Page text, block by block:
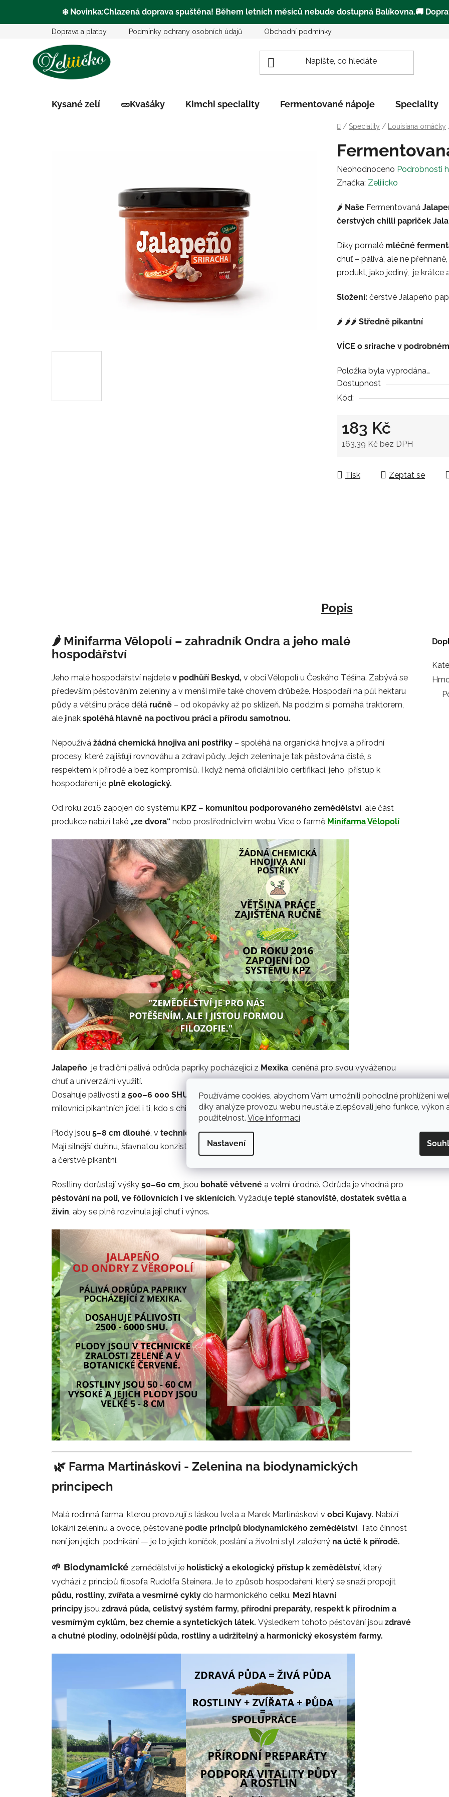
❄️ Novinka:Chlazená doprava spuštěna! Během letních měsíců nebude dostupná Balíkovna.🚚
Používáme cookies, abychom Vám umožnili pohodlné prohlížení
díky analýze provozu webu neustále zlepšovali jeho funkce, výkon
použitelnost. Více informací
Nastavení
Doprava a platby Podmínky ochrany osobních údajů Obchodní podmínky
Kysané zelí 🥒Kvašáky Kimchi speciality Fermentované nápoje Speciality
Domů
/ Speciality / Louisiana omáčky
Průměrné
hodnocení
je
0,0
5
hvězdiček.
Neohodnoceno Podrobnosti
Značka: Zeliiicko
🌶️ Naše Fermentovaná
čerstvých chilli papriček
Díky pomalé mléčné
chuť – pálivá, ale ne
produkt, jako jediný, je krátce
Složení: čerstvé Jalapeño
🌶️ 🌶️🌶️ Středně pikantní
VÍCE o srirache v
Položka byla vyprodána…
Dostupnost
Kód:
183 Kč
163,39 Kč bez DPH
Tisk
Zeptat se
Popis
🌶️ Minifarma Vělopolí – zahradník Ondra a jeho malé
hospodářství
Jeho malé hospodářství najdete v podhůří Beskyd, v obci Vělopolí u Českého Těšína. Zabývá se
především pěstováním zeleniny a v menší míře také chovem drůbeže. Hospodaří na půl hektaru
půdy a většinu práce dělá ručně – od okopávky až po sklizeň. Na podzim si pomáhá traktorem,
ale jinak spoléhá hlavně na poctivou práci a přírodu samotnou.
Nepoužívá žádná chemická hnojiva ani postřiky – spoléhá na organická hnojiva a přírodní
procesy, které zajišťují rovnováhu a zdraví půdy. Jejich zelenina je tak pěstována čistě, s
respektem k přírodě a bez kompromisů. I když nemá oficiální bio certifikaci, jeho přístup k
hospodaření je plně ekologický.
Od roku 2016 zapojen do systému KPZ – komunitou podporovaného zemědělství , ale část
produkce nabízí také „ze dvora“ nebo prostřednictvím webu. Více o farmě Minifarma Vělopolí
Jalapeño je tradiční pálivá odrůda papriky pocházející z Mexika , ceněná pro svou vyváženou
chuť a univerzální využití.
Dosahuje pálivosti 2 500–6 000 SHU
, takže nabízí příjemnou, střední ostrost, kterou ocení
milovníci pikantních jídel i ti, kdo s chilli teprve začínají.
Plody jsou 5–8 cm dlouhé , v technické zralosti zelené
Mají silnější dužinu, šťavnatou konzistenci a typickou jalapeño chuť – jemně kouřovou, česnekovou
a čerstvě pikantní.
Rostliny dorůstají výšky 50–60 cm , jsou bohatě větvené a velmi úrodné. Odrůda je vhodná pro
pěstování na poli, ve fóliovnících i ve sklenících. Vyžaduje teplé stanoviště dostatek světla a
živin , aby se plně rozvinula její chuť i výnos.
🌿 Farma Martináskovi - Zelenina na biodynamických
principech
Malá rodinná farma, kterou provozují s láskou Iveta a Marek Martináskovi v obci Kujavy. Nabízí
lokální zeleninu a ovoce, pěstované podle principů biodynamického zemědělství. Tato činnost
není jen jejich podnikání — je to jejich koníček, poslání a životní styl založený na úctě k přírodě.
🌱 Biodynamické zemědělství je holistický a ekologický přístup k zemědělství, který
vychází z principů filosofa Rudolfa Steinera. Je to způsob hospodaření, který se snaží propojit
půdu, rostliny, zvířata a vesmírné cykly do harmonického celku. Mezi hlavní
principy jsou zdravá půda, celistvý systém farmy, přírodní preparáty, respekt k přírodním a
vesmírným cyklům, bez chemie a syntetických látek. Výsledkem tohoto pěstování jsou zdravé
a chutné plodiny, odolnější půda, rostliny a udržitelný a harmonický ekosystém farmy.